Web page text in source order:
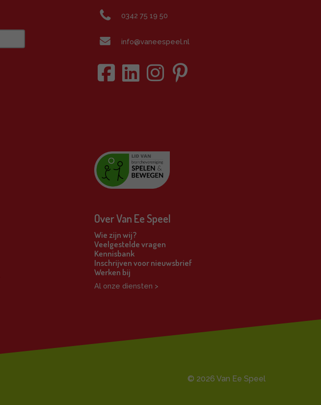
0342 75 19 50
info@vaneespeel.nl
Over Van Ee Speel
Wie zijn wij?
Veelgestelde vragen
Kennisbank
Inschrijven voor nieuwsbrief
Werken bij
Al onze diensten >
© 2026 Van Ee Speel